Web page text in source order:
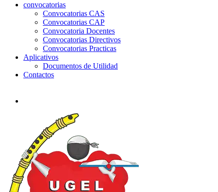
convocatorias
Convocatorias CAS
Convocatorias CAP
Convocatoria Docentes
Convocatorias Directivos
Convocatorias Practicas
Aplicativos
Documentos de Utilidad
Contactos